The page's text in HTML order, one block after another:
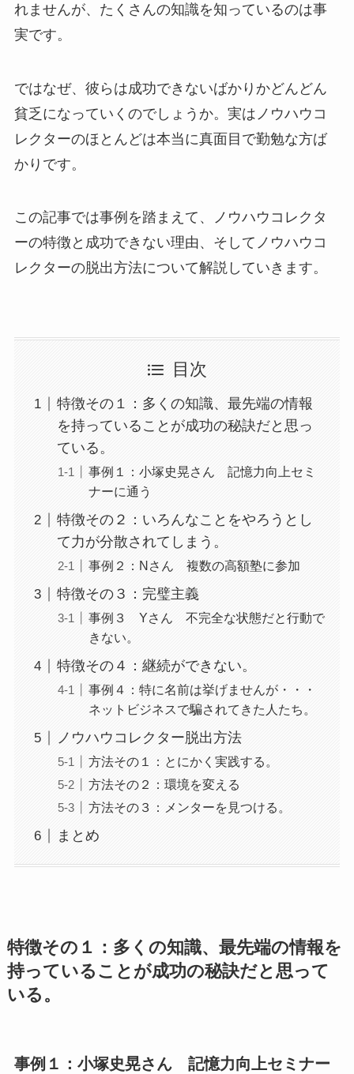
れませんが、たくさんの知識を知っているのは事
実です。
ではなぜ、彼らは成功できないばかりかどんどん
貧乏になっていくのでしょうか。実はノウハウコ
レクターのほとんどは本当に真面目で勤勉な方ば
かりです。
この記事では事例を踏まえて、ノウハウコレクタ
ーの特徴と成功できない理由、そしてノウハウコ
レクターの脱出方法について解説していきます。
目次
特徴その１：多くの知識、最先端の情報
を持っていることが成功の秘訣だと思っ
ている。
事例１：小塚史晃さん 記憶力向上セミ
ナーに通う
特徴その２：いろんなことをやろうとし
て力が分散されてしまう。
事例２：Nさん 複数の高額塾に参加
特徴その３：完璧主義
事例３ Yさん 不完全な状態だと行動で
きない。
特徴その４：継続ができない。
事例４：特に名前は挙げませんが・・・
ネットビジネスで騙されてきた人たち。
ノウハウコレクター脱出方法
方法その１：とにかく実践する。
方法その２：環境を変える
方法その３：メンターを見つける。
まとめ
特徴その１：多くの知識、最先端の情報を
持っていることが成功の秘訣だと思って
いる。
事例１：小塚史晃さん 記憶力向上セミナー